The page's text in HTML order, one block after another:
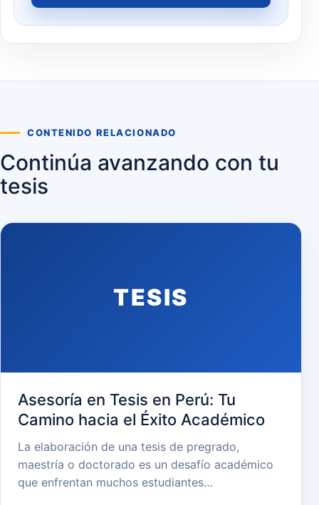
CONTENIDO RELACIONADO
Continúa avanzando con tu
tesis
TESIS
Asesoría en Tesis en Perú: Tu
Camino hacia el Éxito Académico
La elaboración de una tesis de pregrado,
maestría o doctorado es un desafío académico
que enfrentan muchos estudiantes…